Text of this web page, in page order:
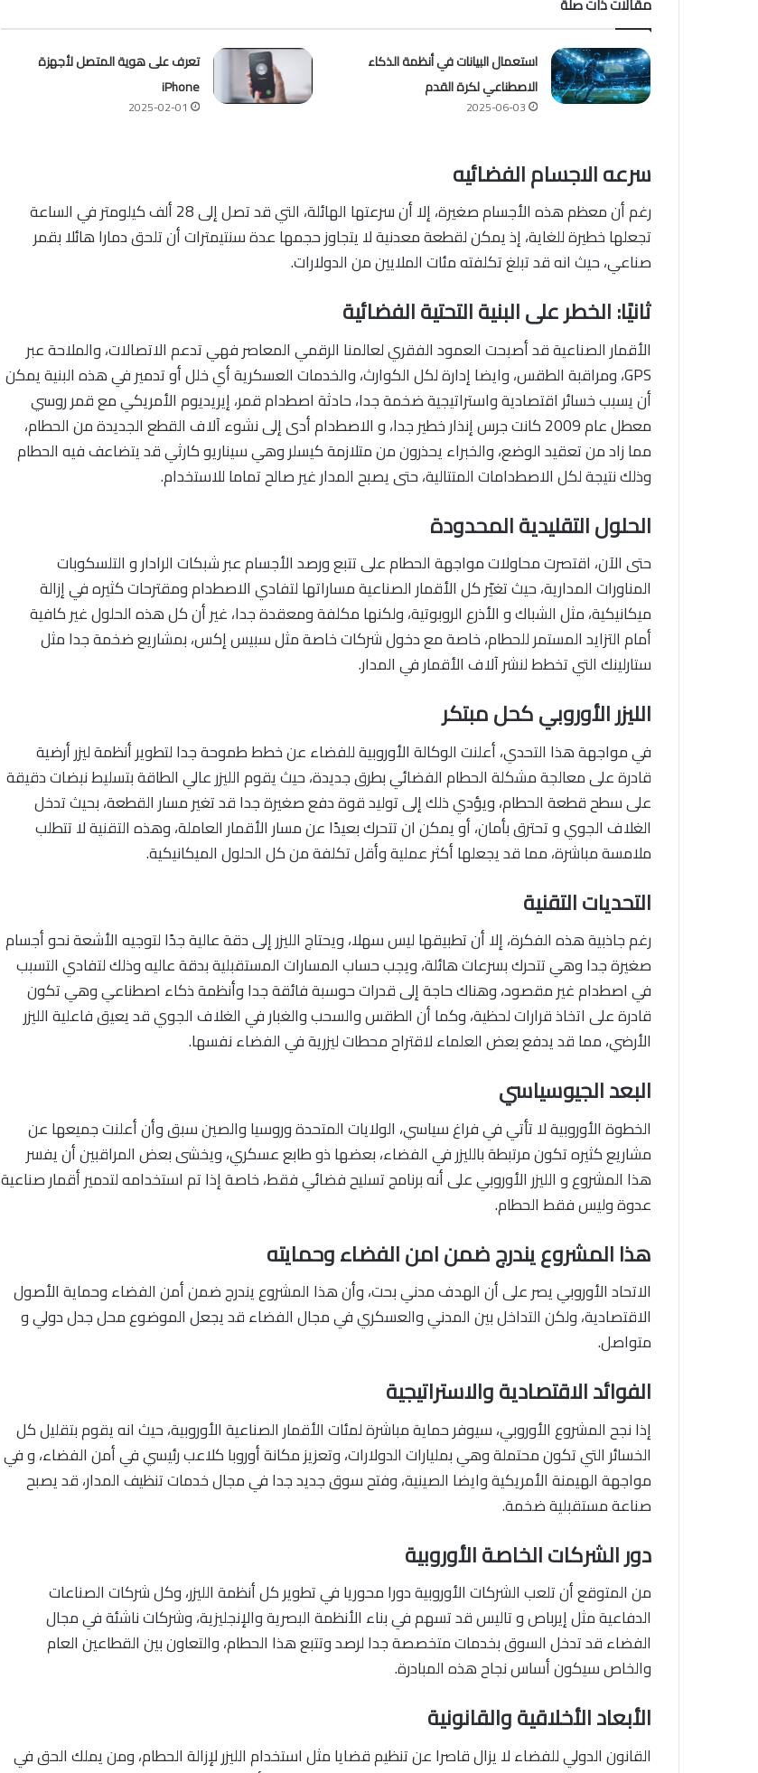
استعمال البيانات في أنظمة الذكاء
الاصطناعي لكرة القدم
2025-06-03
تعرف على هوية المتصل لأجهزة
iPhone
2025-02-01
سرعه الاجسام الفضائيه
رغم أن معظم هذه الأجسام صغيرة، إلا أن سرعتها الهائلة، التي قد تصل إلى 28 ألف كيلومتر في الساعة
تجعلها خطيرة للغاية، إذ يمكن لقطعة معدنية لا يتجاوز حجمها عدة سنتيمترات أن تلحق دمارا هائلا بقمر
صناعي، حيث انه قد تبلغ تكلفته مئات الملايين من الدولارات.
ثانيًا: الخطر على البنية التحتية الفضائية
الأقمار الصناعية قد أصبحت العمود الفقري لعالمنا الرقمي المعاصر فهي تدعم الاتصالات، والملاحة عبر
GPS، ومراقبة الطقس، وايضا إدارة لكل الكوارث، والخدمات العسكرية أي خلل أو تدمير في هذه البنية يمكن
أن يسبب خسائر اقتصادية واستراتيجية ضخمة جدا، حادثة اصطدام قمر، إيريديوم الأمريكي مع قمر روسي
معطل عام 2009 كانت جرس إنذار خطير جدا، و الاصطدام أدى إلى نشوء آلاف القطع الجديدة من الحطام،
مما زاد من تعقيد الوضع، والخبراء يحذرون من متلازمة كيسلر وهي سيناريو كارثي قد يتضاعف فيه الحطام
وذلك نتيجة لكل الاصطدامات المتتالية، حتى يصبح المدار غير صالح تماما للاستخدام.
الحلول التقليدية المحدودة
حتى الآن، اقتصرت محاولات مواجهة الحطام على تتبع ورصد الأجسام عبر شبكات الرادار و التلسكوبات
المناورات المدارية، حيث تغيّر كل الأقمار الصناعية مساراتها لتفادي الاصطدام ومقترحات كثيره في إزالة
ميكانيكية، مثل الشباك و الأذرع الروبوتية، ولكنها مكلفة ومعقدة جدا، غير أن كل هذه الحلول غير كافية
أمام التزايد المستمر للحطام، خاصة مع دخول شركات خاصة مثل سبيس إكس، بمشاريع ضخمة جدا مثل
ستارلينك التي تخطط لنشر آلاف الأقمار في المدار.
الليزر الأوروبي كحل مبتكر
في مواجهة هذا التحدي، أعلنت الوكالة الأوروبية للفضاء عن خطط طموحة جدا لتطوير أنظمة ليزر أرضية
قادرة على معالجة مشكلة الحطام الفضائي بطرق جديدة، حيث يقوم الليزر عالي الطاقة بتسليط نبضات دقيقة
على سطح قطعة الحطام، ويؤدي ذلك إلى توليد قوة دفع صغيرة جدا قد تغير مسار القطعة، بحيث تدخل
الغلاف الجوي و تحترق بأمان، أو يمكن ان تتحرك بعيدًا عن مسار الأقمار العاملة، وهذه التقنية لا تتطلب
ملامسة مباشرة، مما قد يجعلها أكثر عملية وأقل تكلفة من كل الحلول الميكانيكية.
التحديات التقنية
رغم جاذبية هذه الفكرة، إلا أن تطبيقها ليس سهلا، ويحتاج الليزر إلى دقة عالية جدًا لتوجيه الأشعة نحو أجسام
صغيرة جدا وهي تتحرك بسرعات هائلة، ويجب حساب المسارات المستقبلية بدقة عاليه وذلك لتفادي التسبب
في اصطدام غير مقصود، وهناك حاجة إلى قدرات حوسبة فائقة جدا وأنظمة ذكاء اصطناعي وهي تكون
قادرة على اتخاذ قرارات لحظية، وكما أن الطقس والسحب والغبار في الغلاف الجوي قد يعيق فاعلية الليزر
الأرضي، مما قد يدفع بعض العلماء لاقتراح محطات ليزرية في الفضاء نفسها.
البعد الجيوسياسي
الخطوة الأوروبية لا تأتي في فراغ سياسي، الولايات المتحدة وروسيا والصين سبق وأن أعلنت جميعها عن
مشاريع كثيره تكون مرتبطة بالليزر في الفضاء، بعضها ذو طابع عسكري، ويخشى بعض المراقبين أن يفسر
هذا المشروع و الليزر الأوروبي على أنه برنامج تسليح فضائي فقط، خاصة إذا تم استخدامه لتدمير أقمار صناعية
عدوة وليس فقط الحطام.
هذا المشروع يندرج ضمن امن الفضاء وحمايته
الاتحاد الأوروبي يصر على أن الهدف مدني بحت، وأن هذا المشروع يندرج ضمن أمن الفضاء وحماية الأصول
الاقتصادية، ولكن التداخل بين المدني والعسكري في مجال الفضاء قد يجعل الموضوع محل جدل دولي و
متواصل.
الفوائد الاقتصادية والاستراتيجية
إذا نجح المشروع الأوروبي، سيوفر حماية مباشرة لمئات الأقمار الصناعية الأوروبية، حيث انه يقوم بتقليل كل
الخسائر التي تكون محتملة وهي بمليارات الدولارات، وتعزيز مكانة أوروبا كلاعب رئيسي في أمن الفضاء، و في
مواجهة الهيمنة الأمريكية وايضا الصينية، وفتح سوق جديد جدا في مجال خدمات تنظيف المدار، قد يصبح
صناعة مستقبلية ضخمة.
دور الشركات الخاصة الأوروبية
من المتوقع أن تلعب الشركات الأوروبية دورا محوريا في تطوير كل أنظمة الليزر، وكل شركات الصناعات
الدفاعية مثل إيرباص و تاليس قد تسهم في بناء الأنظمة البصرية والإنجليزية، وشركات ناشئة في مجال
الفضاء قد تدخل السوق بخدمات متخصصة جدا لرصد وتتبع هذا الحطام، والتعاون بين القطاعين العام
والخاص سيكون أساس نجاح هذه المبادرة.
الأبعاد الأخلاقية والقانونية
القانون الدولي للفضاء لا يزال قاصرا عن تنظيم قضايا مثل استخدام الليزر لإزالة الحطام، ومن يملك الحق في